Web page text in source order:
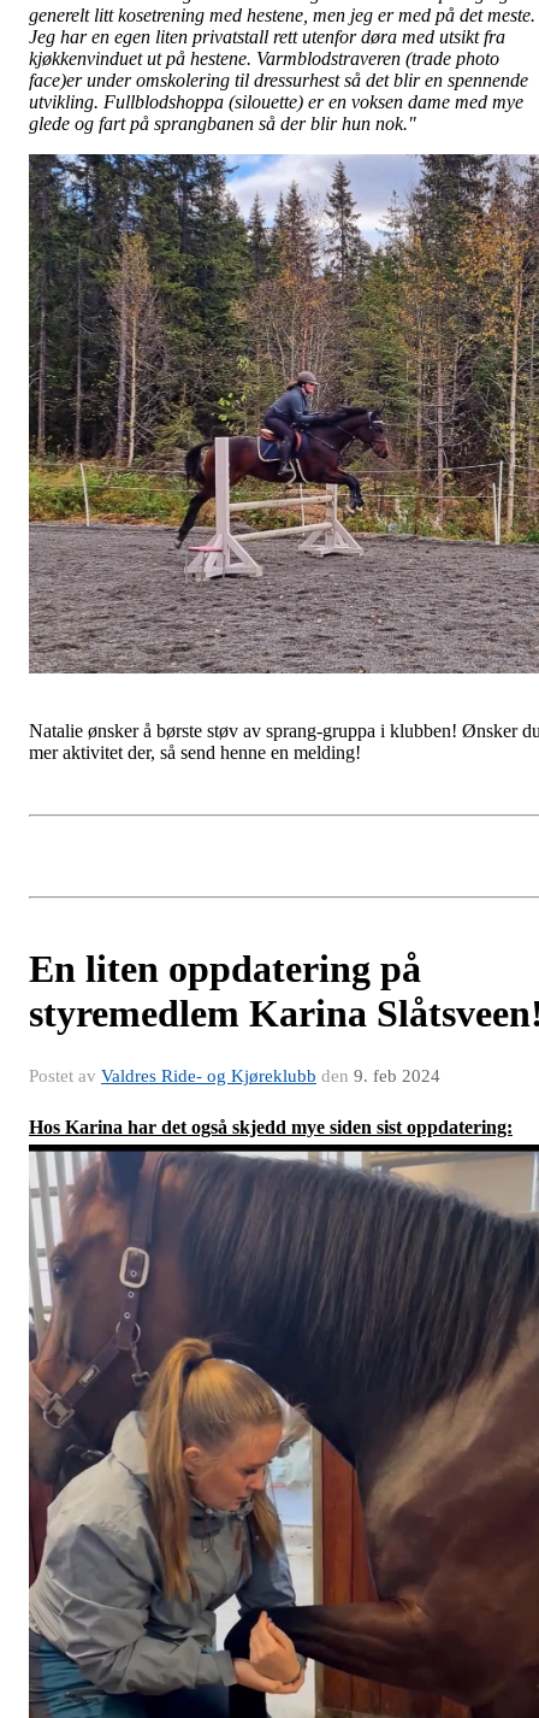
generelt litt kosetrening med hestene, men jeg er med på det meste.
Jeg har en egen liten privatstall rett utenfor døra med utsikt fra
kjøkkenvinduet ut på hestene. Varmblodstraveren (trade photo
face)er under omskolering til dressurhest så det blir en spennende
utvikling. Fullblodshoppa (silouette) er en voksen dame med mye
glede og fart på sprangbanen så der blir hun nok."
Natalie ønsker å børste støv av sprang-gruppa i klubben! Ønsker
mer aktivitet der, så send henne en melding!
En liten oppdatering på
styremedlem Karina
Postet av Valdres Ride- og Kjøreklubb den 9. feb 2024
Hos Karina har det også skjedd mye siden sist oppdatering: